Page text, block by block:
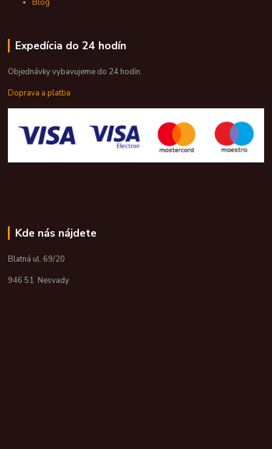
Blog
Expedícia do 24 hodín
Objednávky vybavujeme do 24 hodín.
Doprava a platba
Kde nás nájdete
Blatná ul. 69/20
946 51 Nesvady